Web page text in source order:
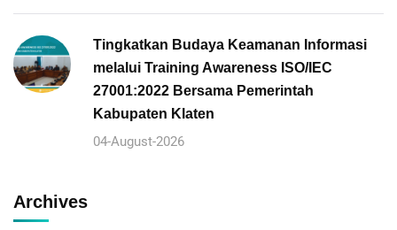
Tingkatkan Budaya Keamanan Informasi
melalui Training Awareness ISO/IEC
27001:2022 Bersama Pemerintah
Kabupaten Klaten
04-August-2026
Archives